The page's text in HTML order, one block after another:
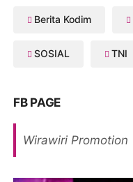
Berita Kodim
SOSIAL TNI
FB PAGE
Wirawiri Promotion